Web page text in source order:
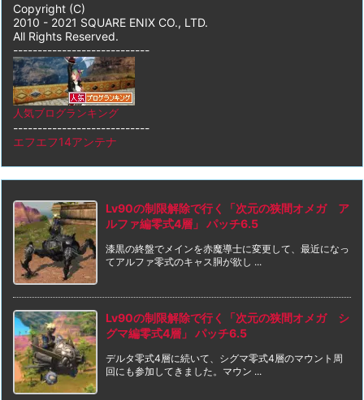
Copyright (C)
2010 - 2021 SQUARE ENIX CO., LTD.
All Rights Reserved.
----------------------------
人気ブログランキング
----------------------------
エフエフ14アンテナ
Lv90の制限解除で行く「次元の狭間オメガ ア
ルファ編零式4層」 パッチ6.5
漆黒の終盤でメインを赤魔導士に変更して、最近になっ
てアルファ零式のキャス胴が欲し ...
Lv90の制限解除で行く「次元の狭間オメガ シ
グマ編零式4層」 パッチ6.5
デルタ零式4層に続いて、シグマ零式4層のマウント周
回にも参加してきました。マウン ...